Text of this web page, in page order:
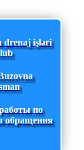
drenaj işləri
по
обращения